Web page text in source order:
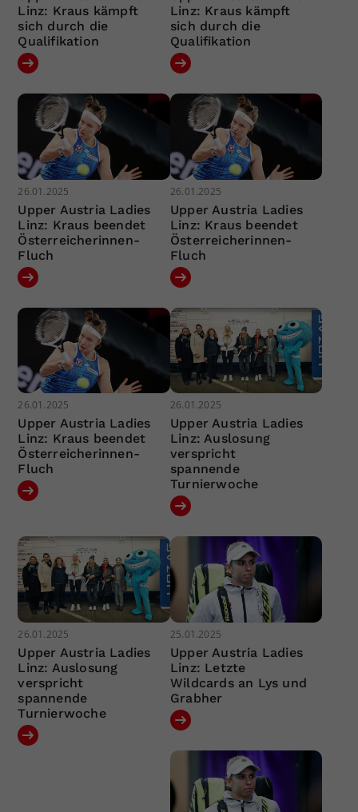
Linz: Kraus kämpft
sich durch die
Qualifikation
Linz: Kraus kämpft
sich durch die
Qualifikation
26.01.2025
Upper Austria Ladies
Linz: Kraus beendet
Österreicherinnen-
Fluch
26.01.2025
Upper Austria Ladies
Linz: Kraus beendet
Österreicherinnen-
Fluch
26.01.2025
Upper Austria Ladies
Linz: Kraus beendet
Österreicherinnen-
Fluch
26.01.2025
Upper Austria Ladies
Linz: Auslosung
verspricht
spannende
Turnierwoche
26.01.2025
Upper Austria Ladies
Linz: Auslosung
verspricht
spannende
Turnierwoche
25.01.2025
Upper Austria Ladies
Linz: Letzte
Wildcards an Lys und
Grabher